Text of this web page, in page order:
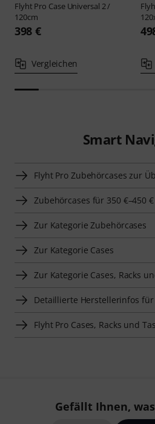
Flyht Pro Case Universal 2 /
120cm
398 €
Vergleichen
Smart
Flyht Pro Zubehörcases zur
Zubehörcases für 350 €–450
Zur Kategorie Zubehörcases
Zur Kategorie Cases
Zur Kategorie Cases, Racks
Detaillierte Herstellerinfos für
Flyht Pro Cases, Racks und
Gefällt Ihnen,